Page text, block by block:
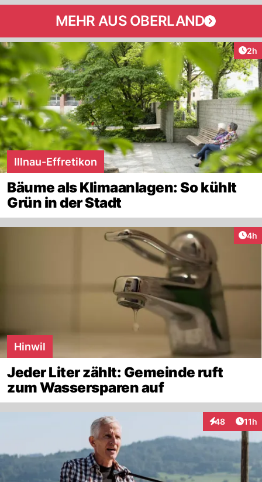
MEHR AUS OBERLAND
2h
Illnau-Effretikon
Bäume als Klimaanlagen: So kühlt
Grün in der Stadt
4h
Hinwil
Jeder Liter zählt: Gemeinde ruft
zum Wassersparen auf
48
Interaktionen
11h